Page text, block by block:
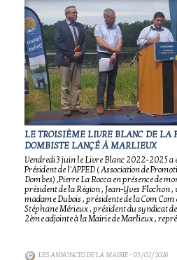
LE TROISIÈME LIVRE BLANC DE LA
DOMBISTE LANÇÉ À MARLIEUX
Vendredi 3 juin le Livre Blanc 2022-2025 a
Président de l'APPED ( Association de
Dombes) ,Pierre La Rocca en présence de
président de la Région , Jean-Yves Flochon
madame Dubois , présidente de la Com
Stéphane Mérieux , président du syndicat
2ème adjointe à la Mairie de Marlieux ,
LES ANNONCES DE LA MAIRIE- 03/02/2026